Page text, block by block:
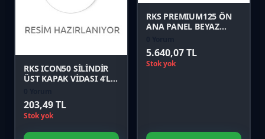
Karşılaştır
RKS ICON50 SİLİNDİR
ÜST KAPAK VİDASI 4’LÜ
203,49 TL
Stok yok
RKS PREMIUM125 ÖN
ANA PANEL BEYAZ
5.640,07 TL
Stok yok